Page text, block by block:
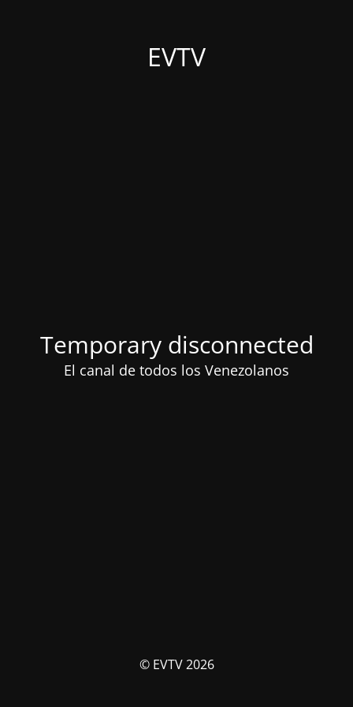
EVTV
Temporary disconnected
El canal de todos los Venezolanos
© EVTV 2026